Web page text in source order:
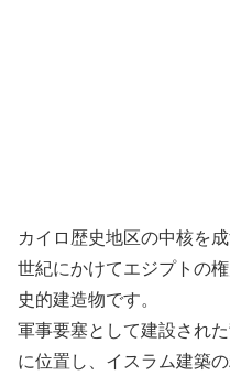
カイロ歴史地区の中核を
世紀にかけてエジプトの
史的建造物です。
軍事要塞として建設され
に位置し、イスラム建築